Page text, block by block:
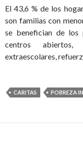
El 43,6 % de los
son familias con
se benefician de los
centros abiertos,
extraescolares,
CARITAS POBREZA